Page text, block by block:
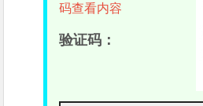
码查看内容
验证码：